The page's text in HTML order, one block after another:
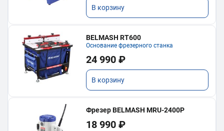
В корзину
BELMASH RT600
Основание фрезерного станка
24 990 ₽
В корзину
Фрезер BELMASH MRU-2400P
18 990 ₽